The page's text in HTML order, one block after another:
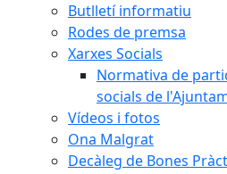
Butlletí informatiu
Rodes de premsa
Xarxes Socials
Normativa de
socials de
Vídeos i fotos
Ona Malgrat
Decàleg de Bones